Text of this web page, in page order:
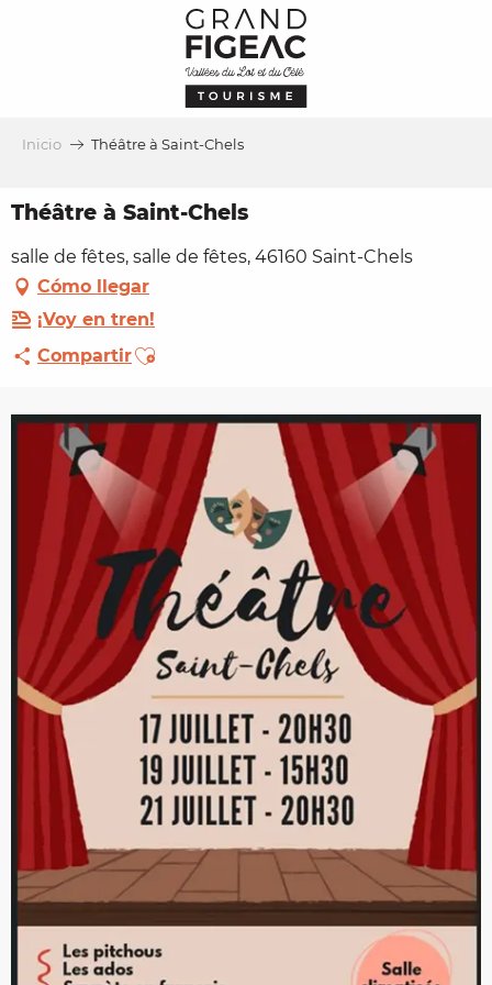
Inicio Théâtre à Saint-Chels
Théâtre à Saint-Chels
salle de fêtes, salle de fêtes, 46160 Saint-Chels
Cómo llegar
¡Voy en tren!
CompartirAjouter aux favoris